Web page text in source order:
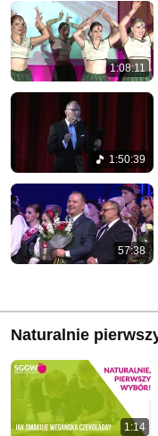
1:08:11
1:50:39
57:38
Naturalnie
choice!
1:14